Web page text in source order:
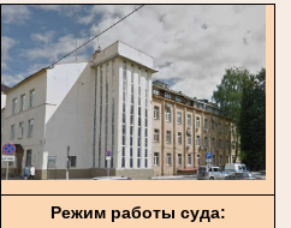
Режим работы суда: